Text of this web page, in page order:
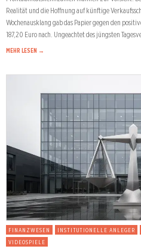
Realität und die Hoffnung auf künftige
Wochenausklang gab das Papier gegen den
187,20 Euro nach. Ungeachtet des jüngsten
MEHR LESEN →
FINANZWESEN INSTITUTIONELLE ANLEGER
VIDEOSPIELE